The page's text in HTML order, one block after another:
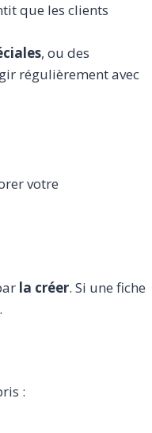
que les clients
, ou des
régulièrement avec
votre
la créer. Si une fiche
: